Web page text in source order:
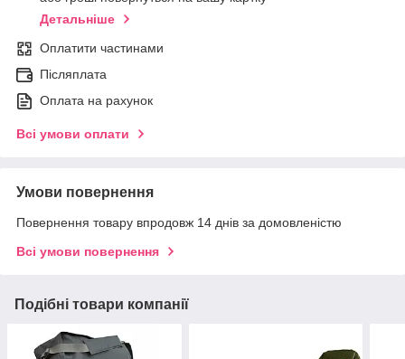
Детальніше
Оплатити частинами
Післяплата
Оплата на рахунок
Всі умови оплати
Умови повернення
Повернення товару впродовж 14 днів за домовленістю
Всі умови повернення
Подібні товари компанії